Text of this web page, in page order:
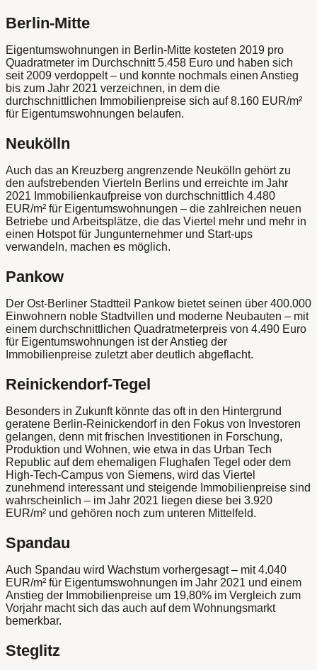
Berlin-Mitte
Eigentumswohnungen in Berlin-Mitte kosteten 2019 pro
Quadratmeter im Durchschnitt 5.458 Euro und haben sich
seit 2009 verdoppelt – und konnte nochmals einen Anstieg
bis zum Jahr 2021 verzeichnen, in dem die
durchschnittlichen Immobilienpreise sich auf 8.160 EUR/m²
für Eigentumswohnungen belaufen.
Neukölln
Auch das an Kreuzberg angrenzende Neukölln gehört zu
den aufstrebenden Vierteln Berlins und erreichte im Jahr
2021 Immobilienkaufpreise von durchschnittlich 4.480
EUR/m² für Eigentumswohnungen – die zahlreichen neuen
Betriebe und Arbeitsplätze, die das Viertel mehr und mehr in
einen Hotspot für Jungunternehmer und Start-ups
verwandeln, machen es möglich.
Pankow
Der Ost-Berliner Stadtteil Pankow bietet seinen über 400.000
Einwohnern noble Stadtvillen und moderne Neubauten – mit
einem durchschnittlichen Quadratmeterpreis von 4.490 Euro
für Eigentumswohnungen ist der Anstieg der
Immobilienpreise zuletzt aber deutlich abgeflacht.
Reinickendorf-Tegel
Besonders in Zukunft könnte das oft in den Hintergrund
geratene Berlin-Reinickendorf in den Fokus von Investoren
gelangen, denn mit frischen Investitionen in Forschung,
Produktion und Wohnen, wie etwa in das Urban Tech
Republic auf dem ehemaligen Flughafen Tegel oder dem
High-Tech-Campus von Siemens, wird das Viertel
zunehmend interessant und steigende Immobilienpreise sind
wahrscheinlich – im Jahr 2021 liegen diese bei 3.920
EUR/m² und gehören noch zum unteren Mittelfeld.
Spandau
Auch Spandau wird Wachstum vorhergesagt – mit 4.040
EUR/m² für Eigentumswohnungen im Jahr 2021 und einem
Anstieg der Immobilienpreise um 19,80% im Vergleich zum
Vorjahr macht sich das auch auf dem Wohnungsmarkt
bemerkbar.
Steglitz